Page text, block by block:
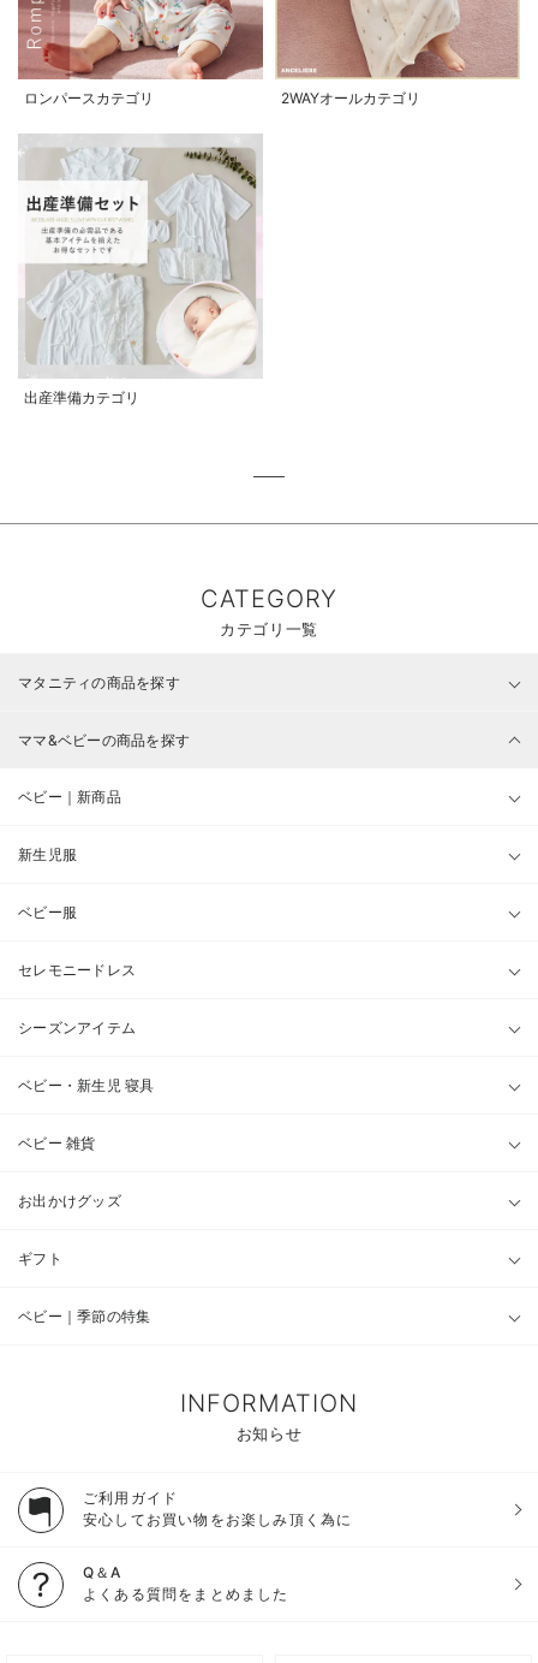
ロンパースカテゴリ 2WAYオールカテゴリ
出産準備カテゴリ
CATEGORY
カテゴリ一覧
マタニティの商品を探す
ママ&ベビーの商品を探す
ベビー｜新商品
新生児服
ベビー服
セレモニードレス
シーズンアイテム
ベビー・新生児 寝具
ベビー 雑貨
お出かけグッズ
ギフト
ベビー｜季節の特集
INFORMATION
お知らせ
ご利用ガイド
安心してお買い物をお楽しみ頂く為に
Q＆A
よくある質問をまとめました